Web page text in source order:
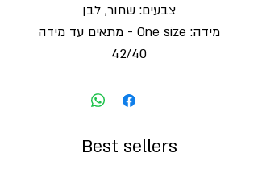
צבעים: שחור, לבן
מידה: One size - מתאים עד מידה
42/40
Best sellers